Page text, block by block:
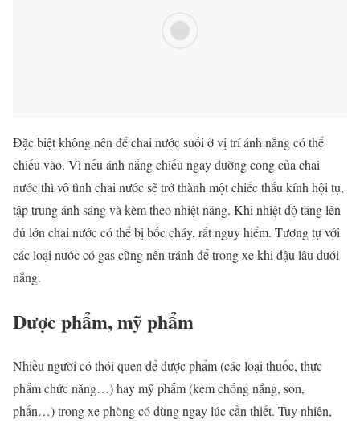
Đặc biệt không nên để chai nước suối ở vị trí ánh nắng có thể
chiếu vào. Vì nếu ánh nắng chiếu ngay đường cong của chai
nước thì vô tình chai nước sẽ trở thành một chiếc thấu kính hội tụ,
tập trung ánh sáng và kèm theo nhiệt năng. Khi nhiệt độ tăng lên
đủ lớn chai nước có thể bị bốc cháy, rất nguy hiểm. Tương tự với
các loại nước có gas cũng nên tránh để trong xe khi đậu lâu dưới
nắng.
Dược phẩm, mỹ phẩm
Nhiều người có thói quen để dược phẩm (các loại thuốc, thực
phẩm chức năng…) hay mỹ phẩm (kem chống nắng, son,
phấn…) trong xe phòng có dùng ngay lúc cần thiết. Tuy nhiên,